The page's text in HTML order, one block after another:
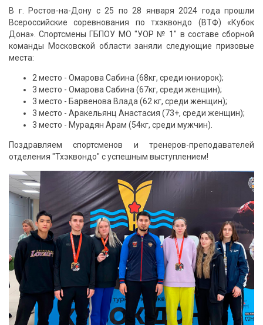
В г. Ростов-на-Дону с 25 по 28 января 2024 года прошли
Всероссийские соревнования по тхэквондо (ВТФ) «Кубок
Дона». Спортсмены ГБПОУ МО "УОР № 1" в составе сборной
команды Московской области заняли следующие призовые
места:
2 место - Омарова Сабина (68кг, среди юниорок);
3 место - Омарова Сабина (67кг, среди женщин);
3 место - Барвенова Влада (62 кг, среди женщин);
3 место - Аракельянц Анастасия (73+, среди женщин);
3 место - Мурадян Арам (54кг, среди мужчин).
Поздравляем спортсменов и тренеров-преподавателей
отделения "Тхэквондо" с успешным выступлением!